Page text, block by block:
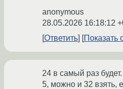
anonymous
28.05.2026 16:18:12
Ответить
Показать
24 в самый раз
5, можно и 32 взять,